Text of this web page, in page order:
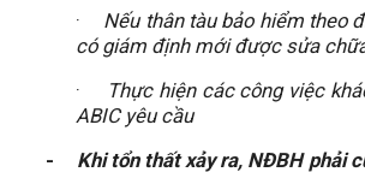
·
Nếu thân tàu bảo hiểm theo
có giám định mới được sửa
·
Thực hiện các công việc
ABIC yêu cầu
-
Khi tổn thất xảy ra, NĐBH phải